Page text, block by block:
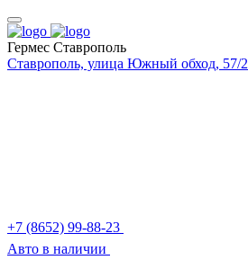
Гермес Ставрополь
Ставрополь, улица Южный обход, 57/2
+7 (8652) 99-88-23
Авто в наличии